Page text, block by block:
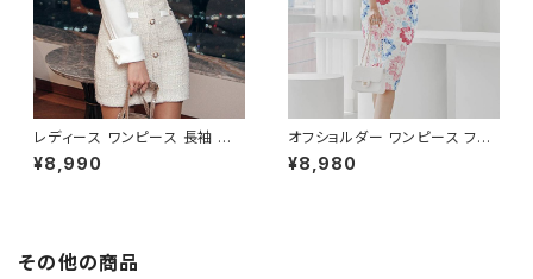
レディース ワンピース 長袖 シャ
ツワンピース ツイード切替 ミニ
ワンピース 上品 フォーマル ホ
冬 着痩せ効果 きちんと見え カ
¥8,990
オフショルダー ワンピース フラ
ワー柄 タイトワンピース ドレス
花柄ワンピ 春夏 エレガント 大
¥8,980
その他の商品